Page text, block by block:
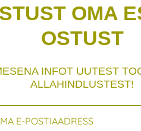
varsti
OMA
OSTUST
INFOT UUTEST
ALLAHINDLUSTEST!